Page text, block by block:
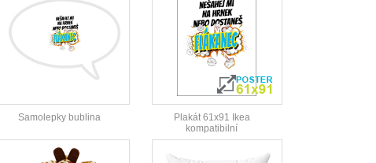
Samolepky bublina
Plakát 61x91 Ikea
kompatibilní